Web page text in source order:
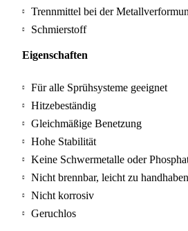
Trennmittel bei der
Schmierstoff
Eigenschaften
Für alle Sprühsysteme geeignet
Hitzebeständig
Gleichmäßige Benetzung
Hohe Stabilität
Keine Schwermetalle oder
Nicht brennbar, leicht zu
Nicht korrosiv
Geruchlos